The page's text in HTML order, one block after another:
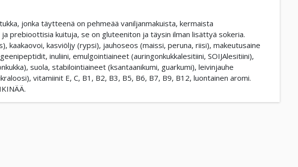
jonka täytteenä on pehmeää vaniljanmakuista, kermaista
prebioottisia kuituja, se on gluteeniton ja täysin ilman lisättyä sokeria.
kaakaovoi, kasviöljy (rypsi), jauhoseos (maissi, peruna, riisi), makeutusaine
inuliini, emulgointiaineet (auringonkukkalesitiini, SOIJAlesitiini),
suola, stabilointiaineet (ksantaanikumi, guarkumi), leivinjauhe
vitamiinit E, C, B1, B2, B3, B5, B6, B7, B9, B12, luontainen aromi.